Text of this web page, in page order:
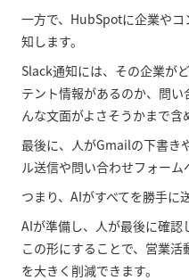
一方で、HubSpotに企業や
知します。
Slack通知には、その企業が
テント情報があるのか、問
んな文面がよさそうかまで含
最後に、人がGmailの下書き
ル送信や問い合わせフォーム
つまり、AIがすべてを勝手に
AIが準備し、人が最後に確認
この形にすることで、営業
を大きく削減できます。